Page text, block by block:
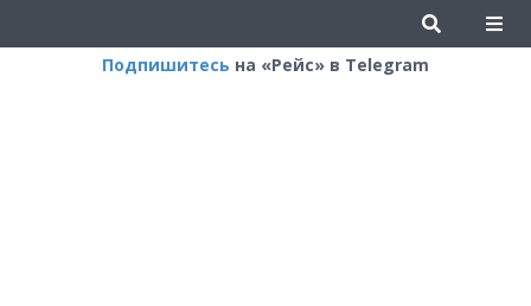
Подпишитесь на «Рейс» в Telegram